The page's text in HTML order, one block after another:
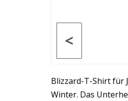
<
Blizzard-T-Shirt für
Winter. Das